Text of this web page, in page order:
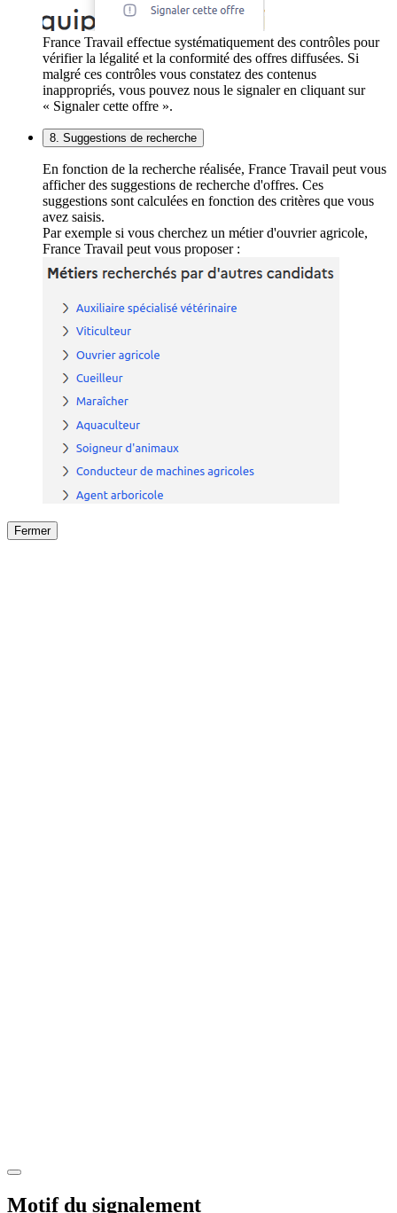
France Travail effectue systématiquement des contrôles pour
vérifier la légalité et la conformité des offres diffusées. Si
malgré ces contrôles vous constatez des contenus
inappropriés, vous pouvez nous le signaler en cliquant sur
« Signaler cette offre ».
8. Suggestions de recherche
En fonction de la recherche réalisée, France Travail peut vous
afficher des suggestions de recherche d'offres. Ces
suggestions sont calculées en fonction des critères que vous
avez saisis.
Par exemple si vous cherchez un métier d'ouvrier agricole,
France Travail peut vous proposer :
Fermer
Motif du signalement